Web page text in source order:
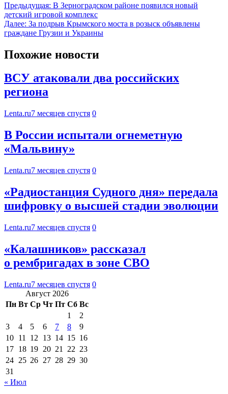
Предыдущая: В Зерноградском районе появился новый
детский игровой комплекс
Далее: За подрыв Крымского моста в розыск объявлены
граждане Грузии и Украины
Похожие новости
ВСУ атаковали два российских
региона
Lenta.ru7 месяцев спустя 0
В России испытали огнеметную
«Мальвину»
Lenta.ru7 месяцев спустя 0
«Радиостанция Судного дня» передала
шифровку о высшей стадии эволюции
Lenta.ru7 месяцев спустя 0
«Калашников» рассказал
о рембригадах в зоне СВО
Lenta.ru7 месяцев спустя 0
Август 2026
Пн Вт Ср Чт Пт Сб Вс
1
2
3
4 5 6 7 8
9
10 11 12 13 14 15 16
17 18 19 20 21 22 23
24 25 26 27 28 29 30
31
« Июл